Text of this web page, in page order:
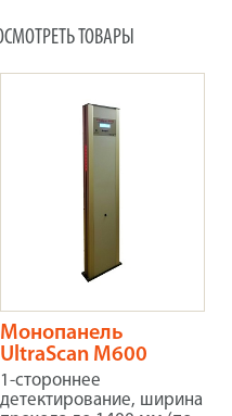
ТОВАРЫ
Монопанель
UltraScan M600
1-стороннее
детектирование, ширина